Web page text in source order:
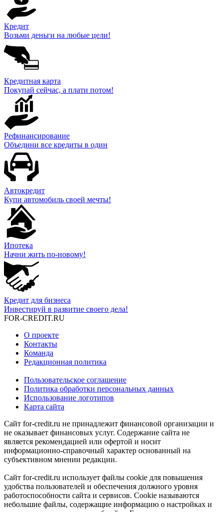
Кредит
Возьми деньги на любые цели!
Кредитная карта
Покупай сейчас, а плати потом!
Рефинансирование
Объедини все кредиты в один
Автокредит
Купи автомобиль своей мечты!
Ипотека
Начни жить по-новому!
Кредит для бизнеса
Инвестируй в развитие своего дела!
FOR-CREDIT.RU
О проекте
Контакты
Команда
Редакционная политика
Пользовательское соглашение
Политика обработки персональных данных
Использование логотипов
Карта сайта
Сайт for-credit.ru не принадлежит финансовой организации и
не оказывает финансовых услуг. Содержание сайта не
является рекомендацией или офертой и носит
информационно-справочный характер основанный на
субъективном мнении редакции.
Сайт for-credit.ru использует файлы cookie для повышения
удобства пользователей и обеспечения должного уровня
работоспособности сайта и сервисов. Cookie называются
небольшие файлы, содержащие информацию о настройках и